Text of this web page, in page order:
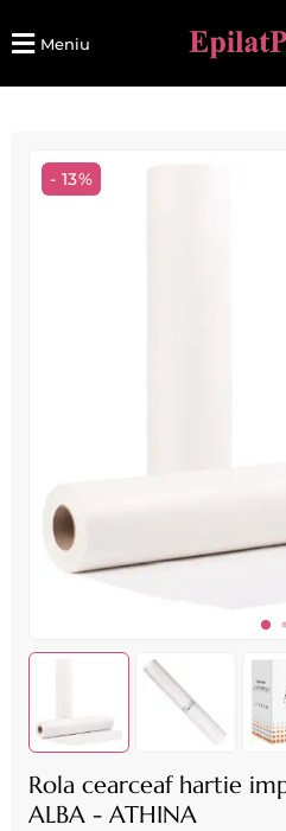
Meniu
- 13%
Rola cearceaf hartie
ALBA - ATHINA